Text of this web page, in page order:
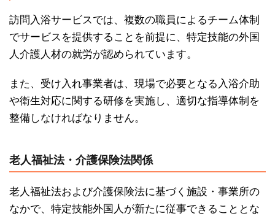
訪問入浴サービスでは、複数の職員によるチーム体制
でサービスを提供することを前提に、特定技能の外国
人介護人材の就労が認められています。
また、受け入れ事業者は、現場で必要となる入浴介助
や衛生対応に関する研修を実施し、適切な指導体制を
整備しなければなりません。
老人福祉法・介護保険法関係
老人福祉法および介護保険法に基づく施設・事業所の
なかで、特定技能外国人が新たに従事できることとな